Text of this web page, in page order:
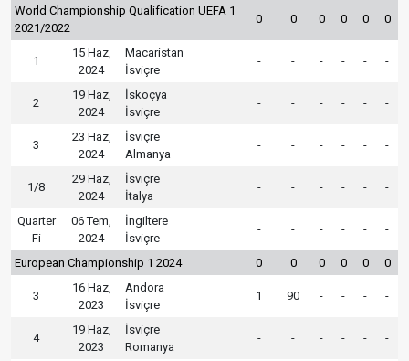
World Championship Qualification UEFA 1
2021/2022
0 0 0 0 0 0
1
15 Haz,
2024
Macaristan
İsviçre
- - - - - -
2
19 Haz,
2024
İskoçya
İsviçre
- - - - - -
3
23 Haz,
2024
İsviçre
Almanya
- - - - - -
1/8
29 Haz,
2024
İsviçre
İtalya
- - - - - -
Quarter
Fi
06 Tem,
2024
İngiltere
İsviçre
- - - - - -
European Championship 1 2024 0 0 0 0 0 0
3
16 Haz,
2023
Andora
İsviçre
1 90 - - - -
4
19 Haz,
2023
İsviçre
Romanya
- - - - - -